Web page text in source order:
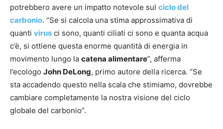
potrebbero avere un impatto notevole sul ciclo del
carbonio. “Se si calcola una stima approssimativa di
quanti virus ci sono, quanti ciliati ci sono e quanta acqua
c’è, si ottiene questa enorme quantità di energia in
movimento lungo la catena alimentare”, afferma
l’ecologo John DeLong, primo autore della ricerca. “Se
sta accadendo questo nella scala che stimiamo, dovrebbe
cambiare completamente la nostra visione del ciclo
globale del carbonio”.